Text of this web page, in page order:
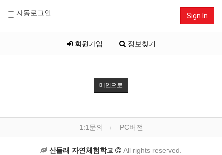
자동로그인 Sign In
회원가입 정보찾기
메인으로
1:1문의 PC버전
산들래 자연체험학교 All rights reserved.